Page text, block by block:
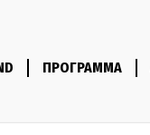
ΠΡΟΓΡΑΜΜΑ